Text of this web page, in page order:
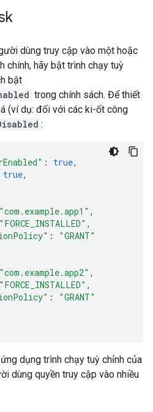
dùng truy cập vào một hoặc
chính, hãy bật trình chạy tuỳ
bật
trong chính sách. Để thiết
(ví dụ: đối với các ki-ốt công
:
: true,
true,
"com.example.app1" ,
"FORCE_INSTALLED" ,
:
"GRANT"
"com.example.app2" ,
"FORCE_INSTALLED" ,
:
"GRANT"
dụng trình chạy tuỳ chỉnh của
dùng quyền truy cập vào nhiều